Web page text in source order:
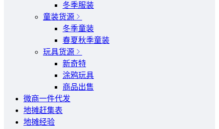
冬季服装
童装货源
冬季童装
春夏秋季童装
玩具货源
新奇特
涂鸦玩具
商品出售
微商一件代发
地摊赶集表
地摊经验